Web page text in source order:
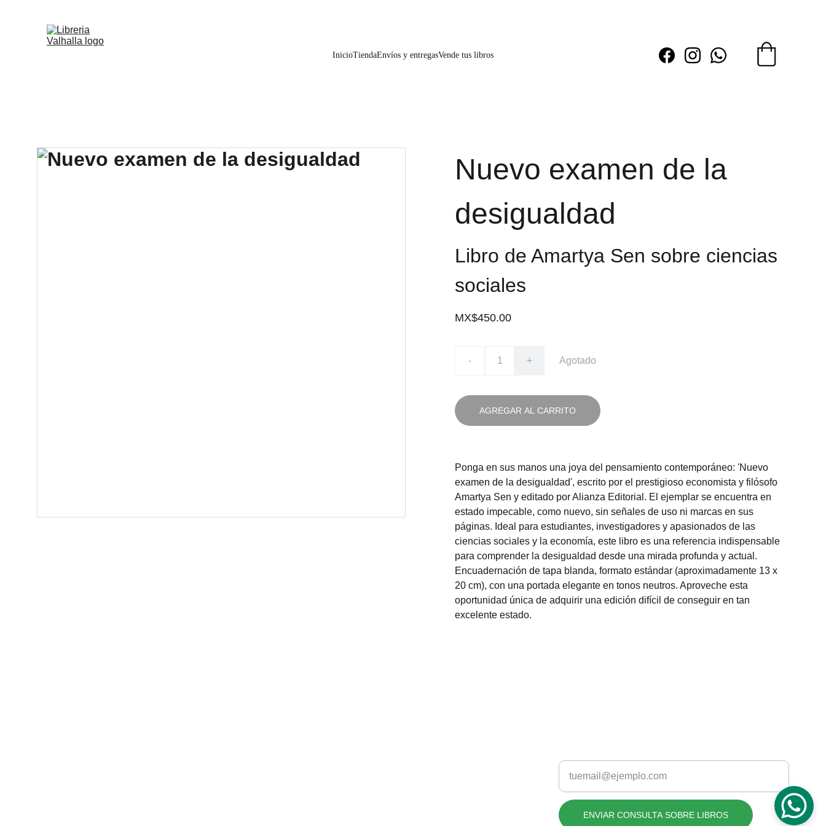
InicioTiendaEnvíos y entregasVende tus libros
Nuevo examen de la
desigualdad
Libro de Amartya Sen sobre ciencias
sociales
MX$450.00
- + Agotado
AGREGAR AL CARRITO
Ponga en sus manos una joya del pensamiento contemporáneo: 'Nuevo
examen de la desigualdad', escrito por el prestigioso economista y filósofo
Amartya Sen y editado por Alianza Editorial. El ejemplar se encuentra en
estado impecable, como nuevo, sin señales de uso ni marcas en sus
páginas. Ideal para estudiantes, investigadores y apasionados de las
ciencias sociales y la economía, este libro es una referencia indispensable
para comprender la desigualdad desde una mirada profunda y actual.
Encuadernación de tapa blanda, formato estándar (aproximadamente 13 x
20 cm), con una portada elegante en tonos neutros. Aproveche esta
oportunidad única de adquirir una edición difícil de conseguir en tan
excelente estado.
ENVIAR CONSULTA SOBRE LIBROS